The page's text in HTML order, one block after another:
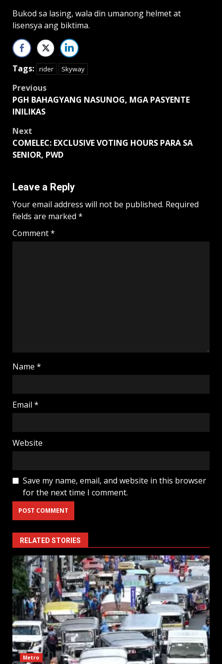
Bukod sa lasing, wala din umanong helmet at
lisensya ang biktima.
Tags: rider Skyway
Post
navigation
Previous
PGH BAHAGYANG NASUNOG, MGA PASYENTE
INILIKAS
Next
COMELEC: EXCLUSIVE VOTING HOURS PARA SA
SENIOR, PWD
Leave a Reply
Your email address will not be published. Required
fields are marked *
Comment*
Name *
Email *
Website
Save my name, email, and website in this browser
for the next time I comment.
RELATED STORIES
Metro